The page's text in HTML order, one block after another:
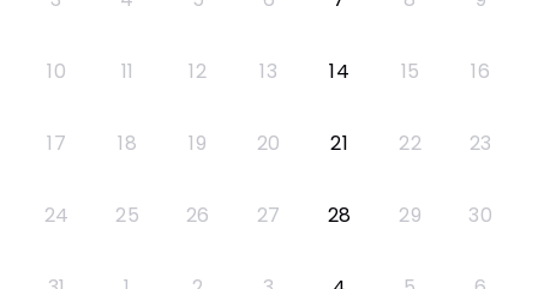
10 11 12 13 14 15 16
17 18 19 20 21 22 23
24 25 26 27 28 29 30